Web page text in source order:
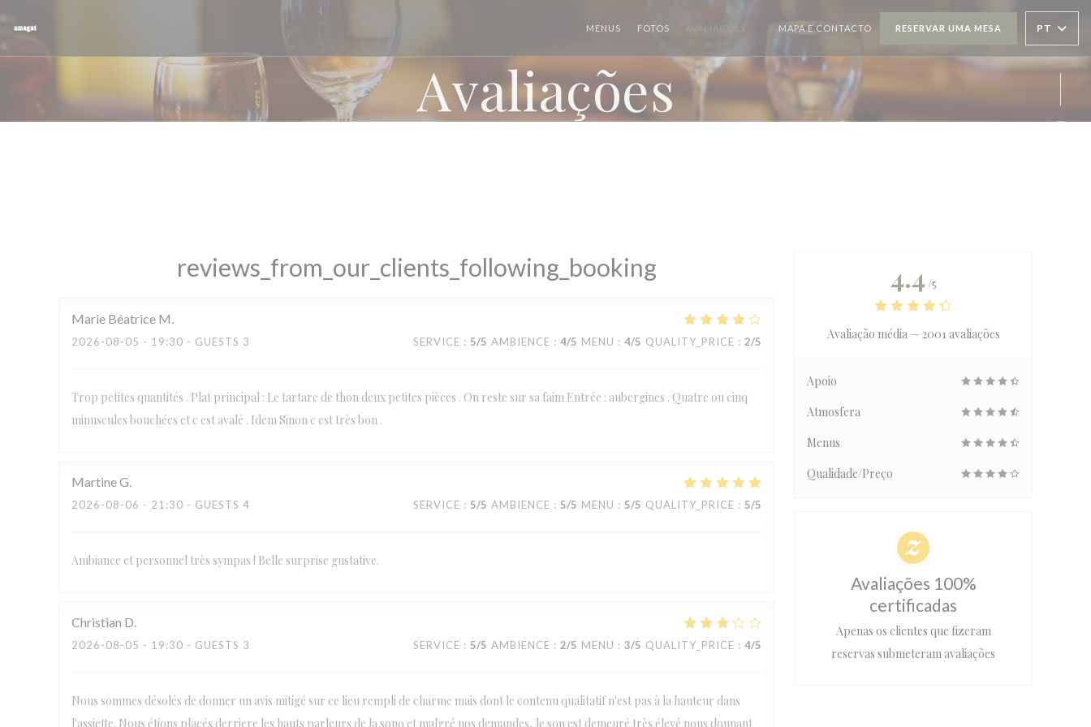
MENUS FOTOS AVALIAÇÕES MAPA E CONTACTO RESERVAR UMA MESA PT
Avaliações
reviews_from_our_clients_following_booking
Marie Béatrice M
2026-08-05 - 19:30 - GUESTS 3 SERVICE : 5/5 AMBIENCE : 4/5 MENU : 4/5 QUALITY_PRICE : 2/5
Trop petites quantités . Plat principal : Le tartare de thon deux petites pièces . On reste sur sa faim Entrée : aubergines . Quatre ou cinq
minuscules bouchées et c est avalé . Idem Sinon c est très bon .
MartineG
2026-08-06 - 21:30 - GUESTS 4 SERVICE : 5/5 AMBIENCE : 5/5 MENU : 5/5 QUALITY_PRICE : 5/5
Ambiance et personnel très sympas ! Belle surprise gustative.
Christian D
2026-08-05 - 19:30 - GUESTS 3 SERVICE : 5/5 AMBIENCE : 2/5 MENU : 3/5 QUALITY_PRICE : 4/5
Nous sommes désolés de donner un avis mitigé sur ce lieu rempli de charme mais dont le contenu qualitatif n'est pas à la hauteur dans
l'assiette. Nous étions placés derriere les hauts parleurs de la sono et malgré nos demandes, le son est demeuré très élevé nous donnant
4.4 /5
Avaliação média — 2001 avaliações
Apoio
Atmosfera
Menus
Qualidade/Preço
Avaliações 100%
certificadas
Apenas os clientes que fizeram
reservas submeteram avaliações